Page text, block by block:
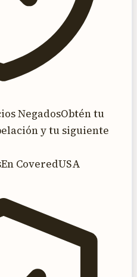
NegadosObtén tu
y tu siguiente
En CoveredUSA